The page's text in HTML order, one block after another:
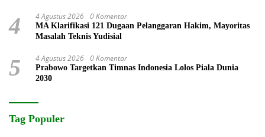
4 4 Agustus 2026 0 Komentar
MA Klarifikasi 121 Dugaan Pelanggaran Hakim, Mayoritas
Masalah Teknis Yudisial
5 4 Agustus 2026 0 Komentar
Prabowo Targetkan Timnas Indonesia Lolos Piala Dunia
2030
Tag Populer